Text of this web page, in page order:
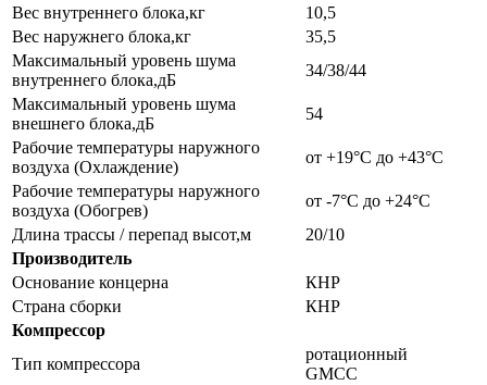
Вес внутреннего блока,кг
10,5
Вес наружнего блока,кг
35,5
Максимальный уровень шума
внутреннего блока,дБ
34/38/44
Максимальный уровень шума
внешнего блока,дБ
54
Рабочие температуры наружного
воздуха (Охлаждение)
от +19°С до +43°С
Рабочие температуры наружного
воздуха (Обогрев)
от -7°С до +24°С
Длина трассы / перепад высот,м
20/10
Производитель
Основание концерна
КНР
Страна сборки
КНР
Компрессор
Тип компрессора
ротационный
GMCC